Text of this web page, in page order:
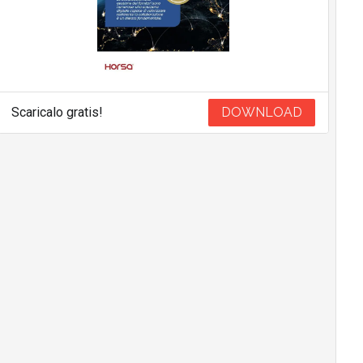
Scaricalo gratis! DOWNLOAD